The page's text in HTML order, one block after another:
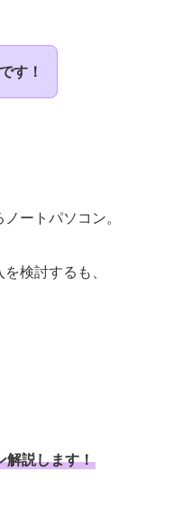
す！
ートパソコン。
検討するも、
解説します！